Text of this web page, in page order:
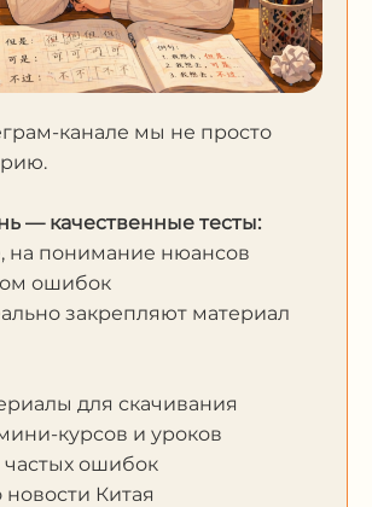
канале мы не просто
— качественные тесты:
на понимание нюансов
ошибок
закрепляют материал
для скачивания
курсов и уроков
ошибок
Китая